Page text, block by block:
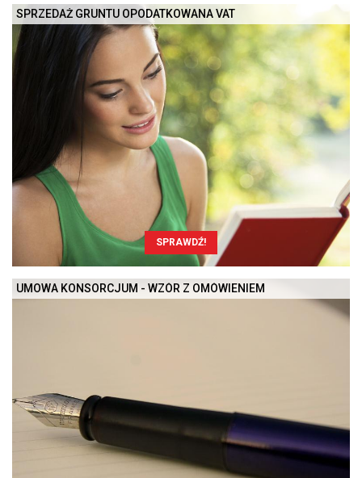
SPRZEDAŻ GRUNTU OPODATKOWANA VAT
SPRAWDŹ!
UMOWA KONSORCJUM - WZÓR Z OMÓWIENIEM